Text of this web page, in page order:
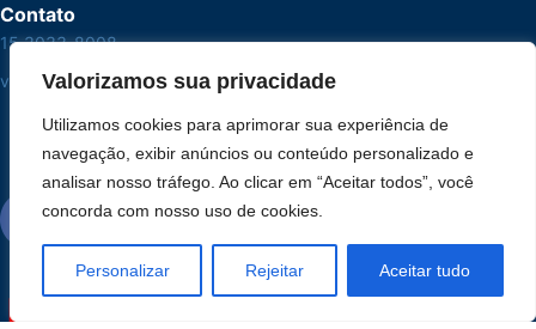
Valorizamos sua privacidade
Utilizamos cookies para aprimorar sua experiência de
navegação, exibir anúncios ou conteúdo personalizado e
analisar nosso tráfego. Ao clicar em “Aceitar todos”, você
concorda com nosso uso de cookies.
Personalizar Rejeitar Aceitar tudo
Contato
15 3033-8008
vendas@alutal.com.br